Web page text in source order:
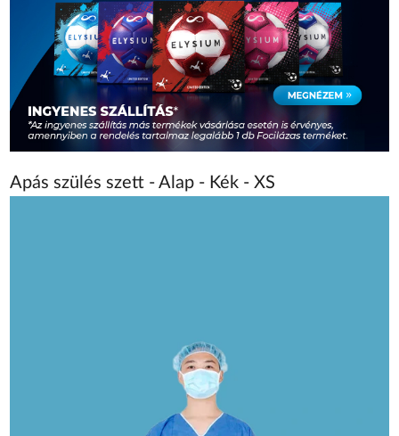
Apás szülés szett - Alap - Kék - XS